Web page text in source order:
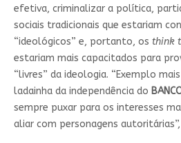
efetiva, criminalizar a política,
sociais tradicionais que estariam
“ideológicos” e, portanto, os think
estariam mais capacitados para
“livres” da ideologia. “Exemplo
ladainha da independência do
sempre puxar para os interesses
aliar com personagens